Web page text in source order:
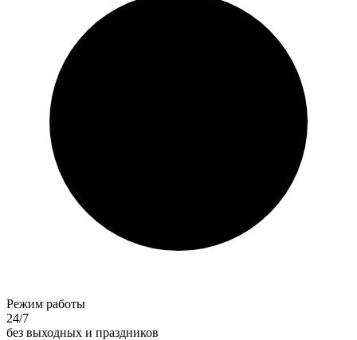
Режим работы
24/7
без выходных и праздников